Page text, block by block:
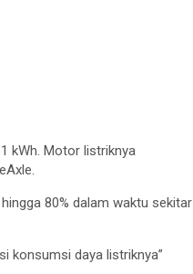
kWh. Motor listriknya
80% dalam waktu sekitar
konsumsi daya listriknya”